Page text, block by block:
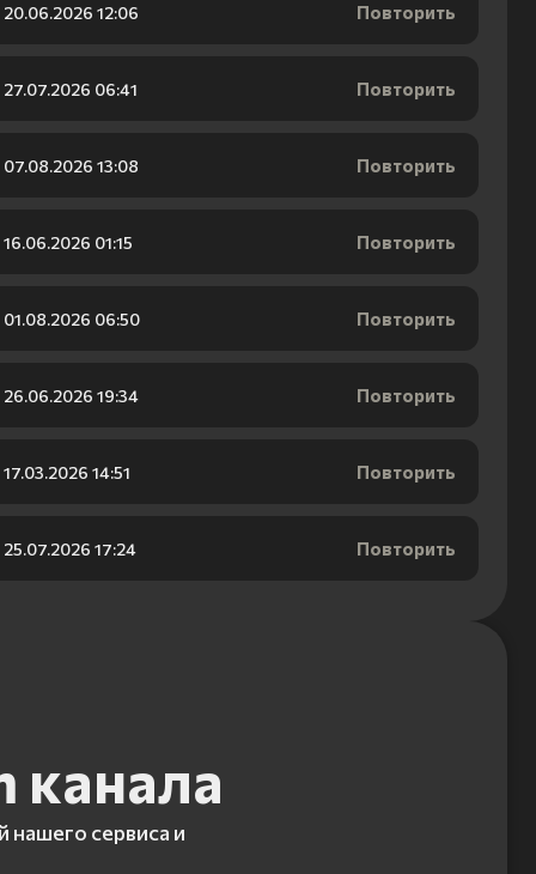
20.06.2026 12:06 Повторить
27.07.2026 06:41 Повторить
07.08.2026 13:08 Повторить
16.06.2026 01:15 Повторить
01.08.2026 06:50 Повторить
26.06.2026 19:34 Повторить
17.03.2026 14:51 Повторить
25.07.2026 17:24 Повторить
канала
сервиса и